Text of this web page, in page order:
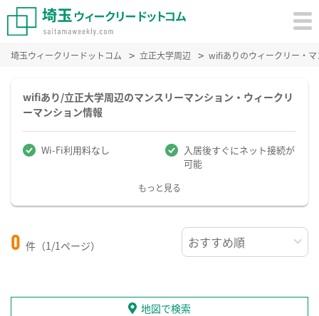
埼玉ウィークリードットコム 立正大学周辺 wifiありのウィークリー・
wifiあり/立正大学周辺のマンスリーマンション・ウィークリ
ーマンション情報
Wi-Fi利用料なし
入居後すぐにネット接続が
可能
もっと見る
0 件（1/1ページ）
地図で検索